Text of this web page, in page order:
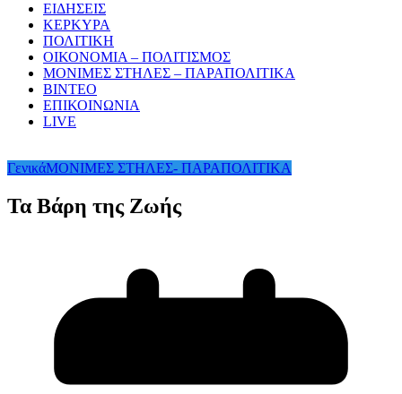
ΕΙΔΗΣΕΙΣ
ΚΕΡΚΥΡΑ
ΠΟΛΙΤΙΚΗ
ΟΙΚΟΝΟΜΙΑ – ΠΟΛΙΤΙΣΜΟΣ
ΜΟΝΙΜΕΣ ΣΤΗΛΕΣ – ΠΑΡΑΠΟΛΙΤΙΚΑ
ΒΙΝΤΕΟ
ΕΠΙΚΟΙΝΩΝΙΑ
LIVE
ΓενικάΜΟΝΙΜΕΣ ΣΤΗΛΕΣ- ΠΑΡΑΠΟΛΙΤΙΚΑ
Τα Βάρη της Ζωής